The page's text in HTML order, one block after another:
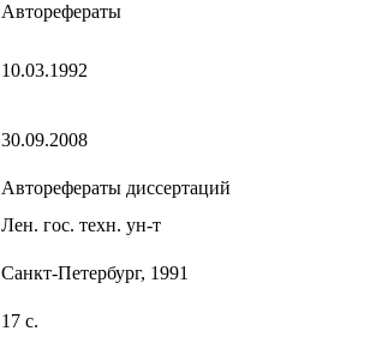
Авторефераты
10.03.1992
30.09.2008
Авторефераты диссертаций
Лен. гос. техн. ун-т
Санкт-Петербург, 1991
17 с.